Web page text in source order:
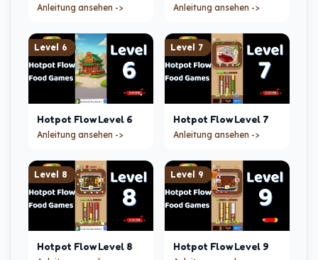
Anleitung ansehen -> Anleitung ansehen ->
Level 6
Hotpot Flow Level 6
Anleitung ansehen ->
Level 7
Hotpot Flow Level 7
Anleitung ansehen ->
Level 8
Hotpot Flow Level 8
Level 9
Hotpot Flow Level 9